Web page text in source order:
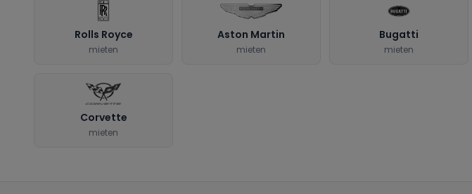
Rolls Royce
mieten
Aston Martin
mieten
Bugatti
mieten
Corvette
mieten